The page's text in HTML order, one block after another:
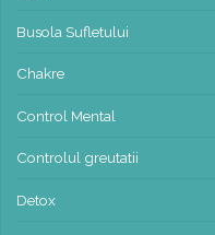
Busola Sufletului
Chakre
Control Mental
Controlul greutatii
Detox